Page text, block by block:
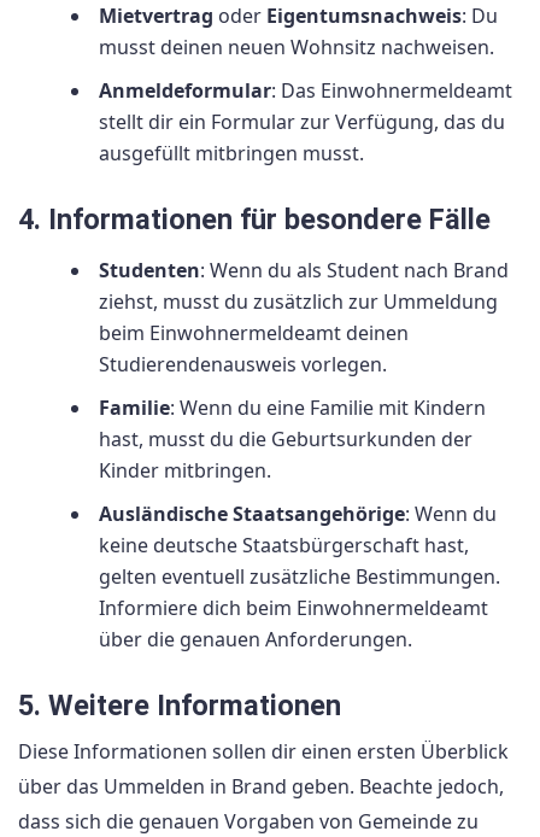
Mietvertrag oder Eigentumsnachweis: Du
musst deinen neuen Wohnsitz nachweisen.
Anmeldeformular: Das Einwohnermeldeamt
stellt dir ein Formular zur Verfügung, das du
ausgefüllt mitbringen musst.
4. Informationen für besondere Fälle
Studenten: Wenn du als Student nach Brand
ziehst, musst du zusätzlich zur Ummeldung
beim Einwohnermeldeamt deinen
Studierendenausweis vorlegen.
Familie: Wenn du eine Familie mit Kindern
hast, musst du die Geburtsurkunden der
Kinder mitbringen.
Ausländische Staatsangehörige: Wenn du
keine deutsche Staatsbürgerschaft hast,
gelten eventuell zusätzliche Bestimmungen.
Informiere dich beim Einwohnermeldeamt
über die genauen Anforderungen.
5. Weitere Informationen
Diese Informationen sollen dir einen ersten Überblick
über das Ummelden in Brand geben. Beachte jedoch,
dass sich die genauen Vorgaben von Gemeinde zu